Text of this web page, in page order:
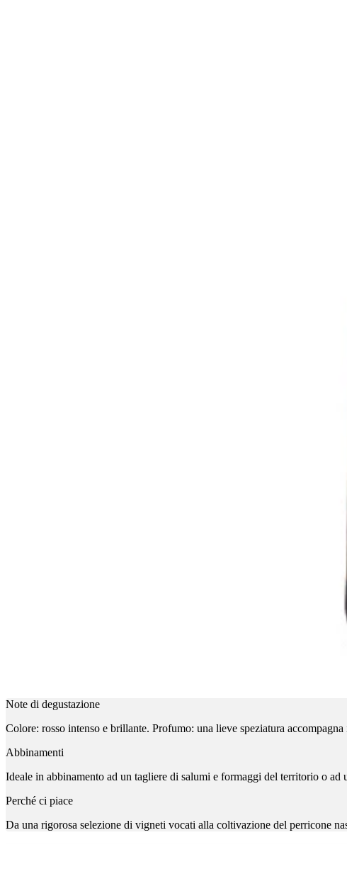
Note di degustazione
Colore: rosso intenso e brillante. Profumo: una lieve speziatura
Abbinamenti
Ideale in abbinamento ad un tagliere di salumi e formaggi del territorio o ad
Perché ci piace
Da una rigorosa selezione di vigneti vocati alla coltivazione del perricone